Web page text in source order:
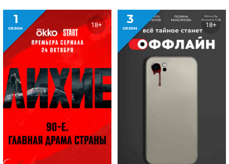
1
сезон 18+ 3
сезон 18+